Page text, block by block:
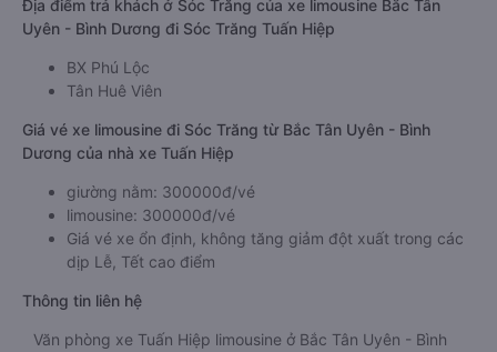
Địa điểm trả khách ở Sóc Trăng của xe limousine Bắc Tân
Uyên - Bình Dương đi Sóc Trăng Tuấn Hiệp
BX Phú Lộc
Tân Huê Viên
Giá vé xe limousine đi Sóc Trăng từ Bắc Tân Uyên - Bình
Dương của nhà xe Tuấn Hiệp
giường nằm: 300000đ/vé
limousine: 300000đ/vé
Giá vé xe ổn định, không tăng giảm đột xuất trong các
dịp Lễ, Tết cao điểm
Thông tin liên hệ
Văn phòng xe Tuấn Hiệp limousine ở Bắc Tân Uyên - Bình